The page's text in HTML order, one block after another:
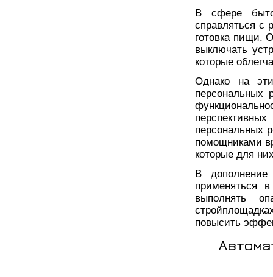
В сфере
справляться с
готовка пищи.
выключать
которые
Однако на
персональных
персональных
помощниками
которые для
В
применяться
выполнять
повысить